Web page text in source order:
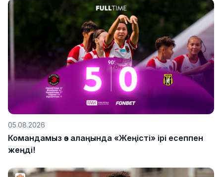
05.08.2026
Командамыз өз алаңында «Жеңісті» ірі есеппен
жеңді!